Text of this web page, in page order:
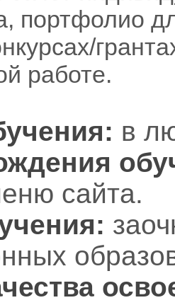
портфолио
работе.
в
сайта.